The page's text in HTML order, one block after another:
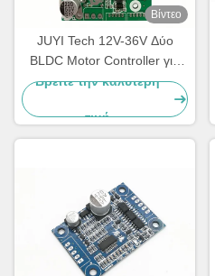
Βίντεο
JUYI Tech 12V-36V Δύο
BLDC Motor Controller για
δύο BLDC κινητήρες με
λειτουργία φρένων και έλεγχο
PWM
Βρείτε την καλύτερη
τιμή